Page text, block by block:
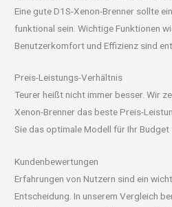
Eine gute D1S-Xenon-Brenner sollte
funktional sein. Wichtige Funktionen
Benutzerkomfort und Effizienz sind
Preis-Leistungs-Verhältnis
Teurer heißt nicht immer besser. Wir
Xenon-Brenner das beste Preis-
Sie das optimale Modell für Ihr Budget
Kundenbewertungen
Erfahrungen von Nutzern sind ein
Entscheidung. In unserem Vergleich